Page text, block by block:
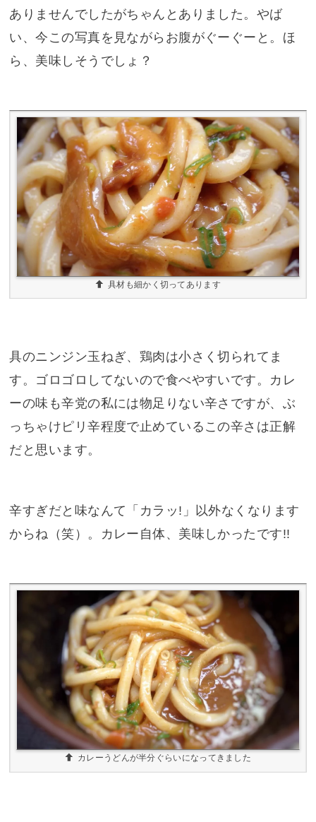
ありませんでしたがちゃんとありました。やば
い、今この写真を見ながらお腹がぐーぐーと。ほ
ら、美味しそうでしょ？
具材も細かく切ってあります
具のニンジン玉ねぎ、鶏肉は小さく切られてま
す。ゴロゴロしてないので食べやすいです。カレ
ーの味も辛党の私には物足りない辛さですが、ぶ
っちゃけピリ辛程度で止めているこの辛さは正解
だと思います。
辛すぎだと味なんて「カラッ!」以外なくなります
からね（笑）。カレー自体、美味しかったです!!
カレーうどんが半分ぐらいになってきました